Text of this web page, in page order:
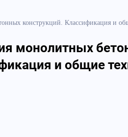
конструкций. Классификация и
монолитных
и общие